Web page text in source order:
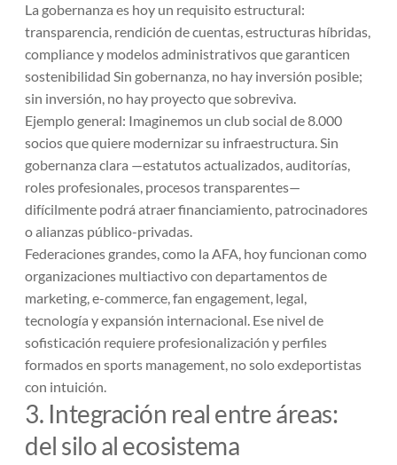
La gobernanza es hoy un requisito estructural:
transparencia, rendición de cuentas, estructuras híbridas,
compliance y modelos administrativos que garanticen
sostenibilidad Sin gobernanza, no hay inversión posible;
sin inversión, no hay proyecto que sobreviva.
Ejemplo general: Imaginemos un club social de 8.000
socios que quiere modernizar su infraestructura.Sin
gobernanza clara —estatutos actualizados, auditorías,
roles profesionales, procesos transparentes—
difícilmente podrá atraer financiamiento, patrocinadores
o alianzas público-privadas.
Federaciones grandes, como la AFA, hoy funcionan como
organizaciones multiactivo con departamentos de
marketing, e-commerce, fan engagement, legal,
tecnología y expansión internacional. Ese nivel de
sofisticación requiere profesionalización y perfiles
formados en sports management, no solo exdeportistas
con intuición.
3. Integración real entre áreas:
del silo al ecosistema